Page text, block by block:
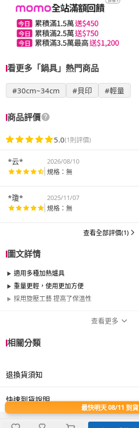
看更多「鍋具」熱門商品
#30cm~34cm #貝印 #輕量
商品評價
5.0(1則評價)
*云*
2026/08/10
規格：無
*瓊*
2025/11/07
規格：無
查看全部評價(1)
圖文詳情
適用多種加熱爐具
重量更輕，使用更加方便
採用旋壓工藝 提高了保溫性
尺寸
材質 其他合金
適用於 瓦斯爐、卡式爐
查看更多
相關分類
退換貨須知
快速到貨說明
最快明天 08/11 到貨